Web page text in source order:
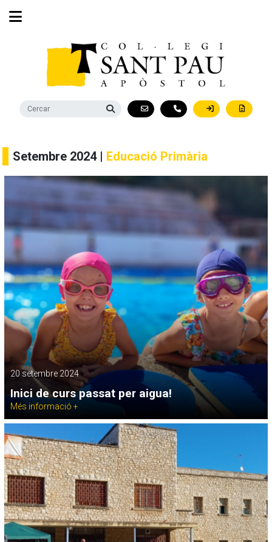
Setembre 2024 | Educació Primària
20 setembre 2024
Inici de curs passat per aigua!
Més informació +